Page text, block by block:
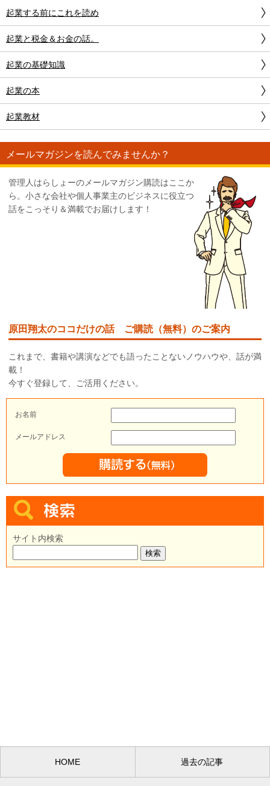
起業する前にこれを読め
起業と税金＆お金の話。
起業の基礎知識
起業の本
起業教材
メールマガジンを読んでみませんか？
管理人はらしょーのメールマガジン購読はここか
ら。小さな会社や個人事業主のビジネスに役立つ
話をこっそり＆満載でお届けします！
原田翔太のココだけの話 ご購読（無料）のご案内
これまで、書籍や講演などでも語ったことないノウハウや、話が満
載！
今すぐ登録して、ご活用ください。
お名前
メールアドレス
サイト内検索
HOME 過去の記事